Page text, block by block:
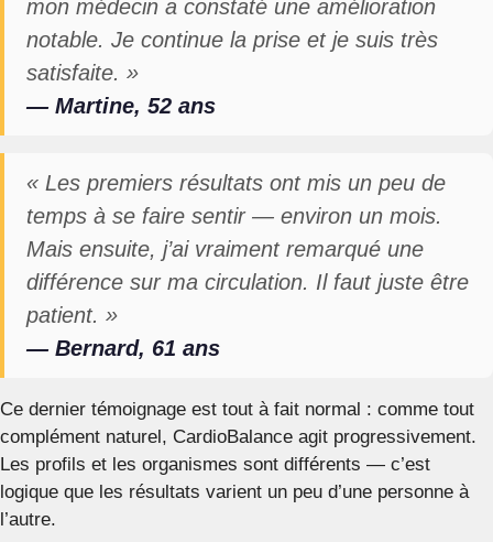
mon médecin a constaté une amélioration
notable. Je continue la prise et je suis très
satisfaite. »
— Martine, 52 ans
« Les premiers résultats ont mis un peu de
temps à se faire sentir — environ un mois.
Mais ensuite, j’ai vraiment remarqué une
différence sur ma circulation. Il faut juste être
patient. »
— Bernard, 61 ans
Ce dernier témoignage est tout à fait normal : comme tout
complément naturel, CardioBalance agit progressivement.
Les profils et les organismes sont différents — c’est
logique que les résultats varient un peu d’une personne à
l’autre.